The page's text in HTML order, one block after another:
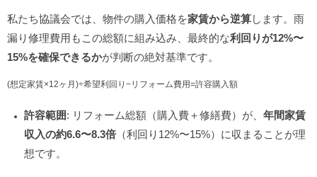
私たち協議会では、物件の購入価格を家賃から逆算します。雨
漏り修理費用もこの総額に組み込み、最終的な利回りが12%〜
15%を確保できるかが判断の絶対基準です。
(想定家賃×12ヶ月)÷希望利回り −リフォーム費用=許容購入額
許容範囲: リフォーム総額（購入費＋修繕費）が、 年間家賃
収入の約6.6〜8.3倍 （利回り12%〜15%）に収まることが理
想です。